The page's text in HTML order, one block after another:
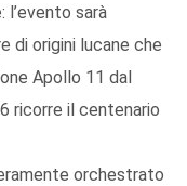
sarà
di origini lucane che
Apollo 11 dal
ricorre il centenario
orchestrato